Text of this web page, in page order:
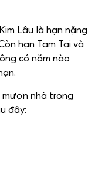
Lâu là hạn nặng
hạn Tam Tai và
có năm nào
mượn nhà trong
đây: